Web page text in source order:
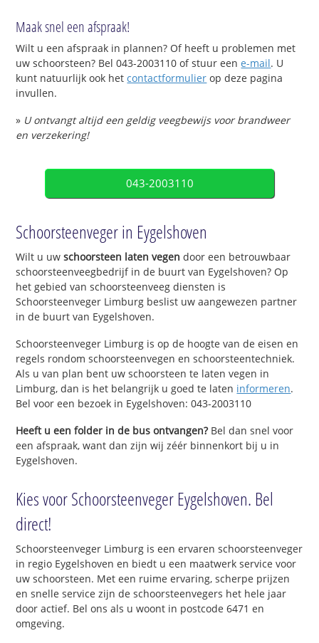
Maak snel een afspraak!
Wilt u een afspraak in plannen? Of heeft u problemen met
uw schoorsteen? Bel 043-2003110 of stuur eene-mail. U
kunt natuurlijk ook hetcontactformulier op deze pagina
invullen.
» U ontvangt altijd een geldig veegbewijs voor brandweer
en verzekering!
043-2003110
Schoorsteenveger in Eygelshoven
Wilt u uwschoorsteen laten vegen door een betrouwbaar
schoorsteenveegbedrijf in de buurt van Eygelshoven? Op
het gebied van schoorsteenveeg diensten is
Schoorsteenveger Limburg beslist uw aangewezen partner
in de buurt van Eygelshoven.
Schoorsteenveger Limburg is op de hoogte van de eisen en
regels rondom schoorsteenvegen en schoorsteentechniek.
Als u van plan bent uw schoorsteen te laten vegen in
Limburg, dan is het belangrijk u goed te laten informeren.
Bel voor een bezoek in Eygelshoven: 043-2003110
Heeft u een folder in de bus ontvangen?Bel dan snel voor
een afspraak, want dan zijn wij zéér binnenkort bij u in
Eygelshoven.
Kies voor Schoorsteenveger Eygelshoven. Bel
direct!
Schoorsteenveger Limburg is een ervaren schoorsteenveger
in regio Eygelshoven en biedt u een maatwerk service voor
uw schoorsteen. Met een ruime ervaring, scherpe prijzen
en snelle service zijn de schoorsteenvegers het hele jaar
door actief. Bel ons als u woont in postcode 6471 en
omgeving.